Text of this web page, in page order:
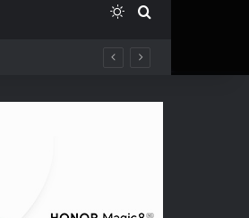
Switch skin
Išči